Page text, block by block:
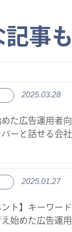
記事
2025.03.28
めた広告運用者
バーと話せる会
2025.01.27
ント】キーワー
始めた広告運